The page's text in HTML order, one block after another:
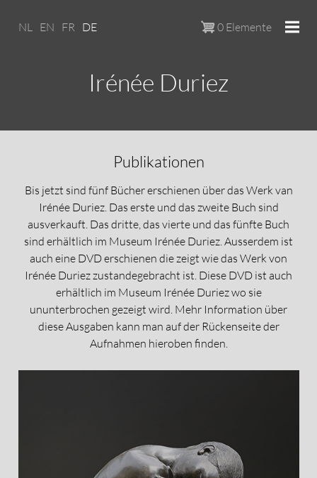
0 Elemente
NL EN FR DE
Irénée Duriez
Publikationen
Bis jetzt sind fünfBücher erschienen über das Werk van
Irénée Duriez. Das erste und das zweite Buch sind
ausverkauft. Das dritte, das vierte und das fünfte Buch
sind erhältlich im Museum Irénée Duriez. Ausserdem ist
auch eine DVD erschienen die zeigt wie das Werk von
Irénée Duriez zustandegebracht ist. Diese DVD ist auch
erhältlich im Museum Irénée Duriez wo sie
ununterbrochen gezeigt wird. Mehr Information über
diese Ausgaben kann man auf der Rückenseite der
Aufnahmen hieroben finden.